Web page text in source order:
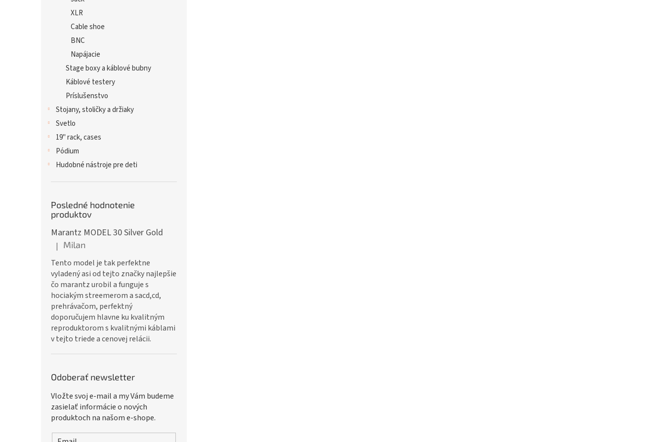
XLR
Cable shoe
BNC
Napájacie
Stage boxy a káblové bubny
Káblové testery
Príslušenstvo
Stojany, stoličky a držiaky
Svetlo
19" rack, cases
Pódium
Hudobné nástroje pre deti
Posledné hodnotenie
produktov
Marantz MODEL 30 Silver Gold
Hodnotenie produktu je 5 z 5 hviezdičiek.
| Milan
Tento model je tak perfektne
vyladený asi od tejto značky najlepšie
čo marantz urobil a funguje s
hociakým streemerom a sacd,cd,
prehrávačom, perfektný
doporučujem hlavne ku kvalitným
reproduktorom s kvalitnými káblami
v tejto triede a cenovej relácii.
Odoberať newsletter
Vložte svoj e-mail a my Vám budeme
zasielať informácie o nových
produktoch na našom e-shope.